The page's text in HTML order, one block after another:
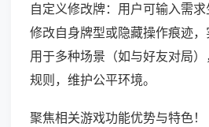
自定义修改牌：用户可输入需求
修改自身牌型或隐藏操作痕迹，
用于多种场景（如与好友对局
规则，维护公平环境。
聚焦相关游戏功能优势与特色！